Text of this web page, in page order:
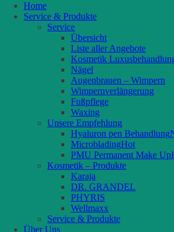
Home
Service & Produkte
Service
Übersicht
Liste aller Angebote
Kosmetik
Nägel
Augenbrauen – Wimpern
Wimpernverlängerung
Fußpflege
Waxing
Unsere Empfehlung
Hyaluron pen Behandlung
Microblading
PMU Permanent Make Up
Kosmetik – Produkte
Karaja
DR. GRANDEL
PHYRIS
Wellmaxx
Service & Produkte
Über Uns